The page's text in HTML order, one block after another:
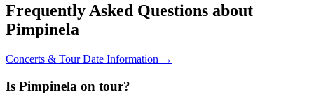
Frequently Asked Questions about
Pimpinela
Concerts & Tour Date Information →
Is Pimpinela on tour?